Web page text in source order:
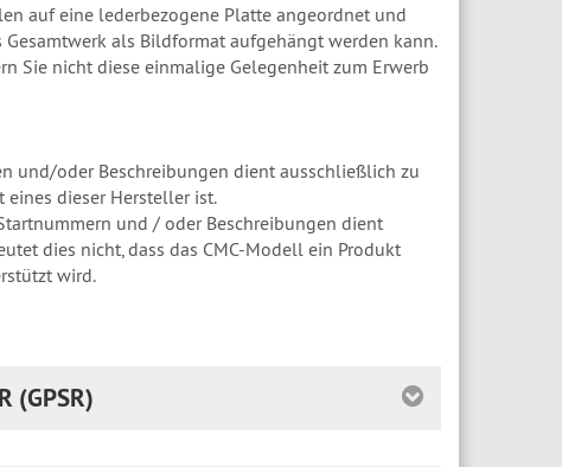
auf eine lederbezogene Platte angeordnet und
als Bildformat aufgehängt werden kann.
Sie nicht diese einmalige Gelegenheit zum Erwerb
und/oder Beschreibungen dient ausschließlich zu
eines dieser Hersteller ist.
und / oder Beschreibungen dient
dies nicht, dass das CMC-Modell ein Produkt
wird.
(GPSR)